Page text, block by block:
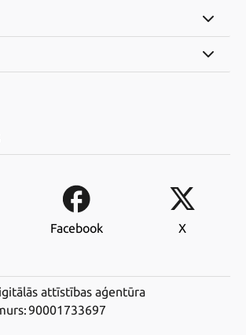
Facebook X
attīstības aģentūra
90001733697